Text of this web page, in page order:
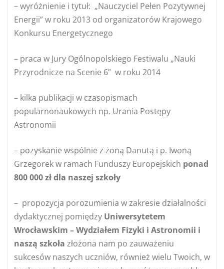
– wyróżnienie i tytuł: „Nauczyciel Pełen Pozytywnej
Energii” w roku 2013 od organizatorów Krajowego
Konkursu Energetycznego
– praca w Jury Ogólnopolskiego Festiwalu „Nauki
Przyrodnicze na Scenie 6” w roku 2014
– kilka publikacji w czasopismach
popularnonaukowych np. Urania Postępy
Astronomii
– pozyskanie wspólnie z żoną Danutą i p. Iwoną
Grzegorek w ramach Funduszy Europejskich ponad
800 000 zł dla naszej szkoły
– propozycja porozumienia w zakresie działalności
dydaktycznej pomiędzy Uniwersytetem
Wrocławskim – Wydziałem Fizyki i Astronomii i
naszą szkoła złożona nam po zauważeniu
sukcesów naszych uczniów, również wielu Twoich, w